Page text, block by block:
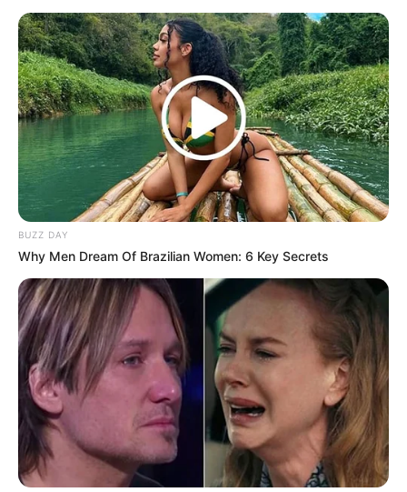
LIHAT ARTIKEL LAINNYA
Garam Himalaya,
Berbentuk Kristal Pink
BUZZ DAY
Why Men Dream Of Brazilian Women: 6 Key Secrets